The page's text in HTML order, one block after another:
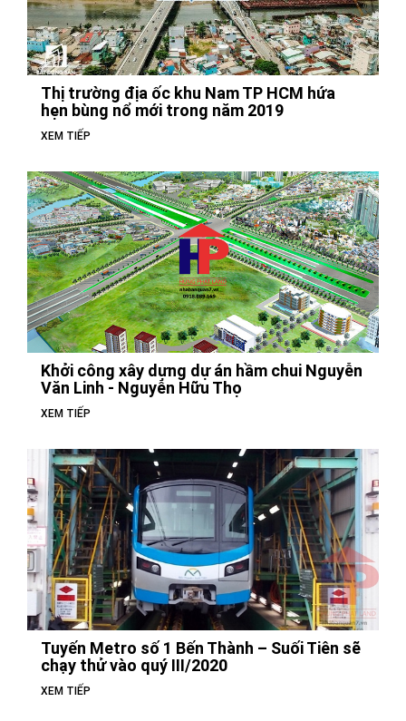
Thị trường địa ốc khu Nam TP HCM hứa
hẹn bùng nổ mới trong năm 2019
XEM TIẾP
Khởi công xây dựng dự án hầm chui Nguyễn
Văn Linh - Nguyễn Hữu Thọ
XEM TIẾP
Tuyến Metro số 1 Bến Thành – Suối Tiên sẽ
chạy thử vào quý III/2020
XEM TIẾP